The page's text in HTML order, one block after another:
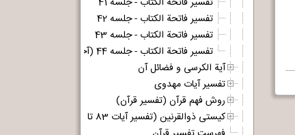
تفسیر فاتحة الکتاب - جلسه 42
تفسیر فاتحة الکتاب - جلسه 43
تفسیر فاتحة الکتاب - جلسه 44 (آخر)
آیة الکرسی و فضائل آن
تفسیر آیات مهدوی
روش فهم قرآن (تفسیر قرآن)
کیستی ذوالقرنین (تفسیر آیات 83 تا 99 سوره کهف)